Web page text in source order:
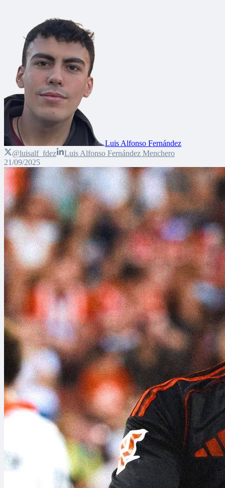
Luis Alfonso Fernández
@luisalf_fdez
Luis Alfonso Fernández Menchero
21/09/2025